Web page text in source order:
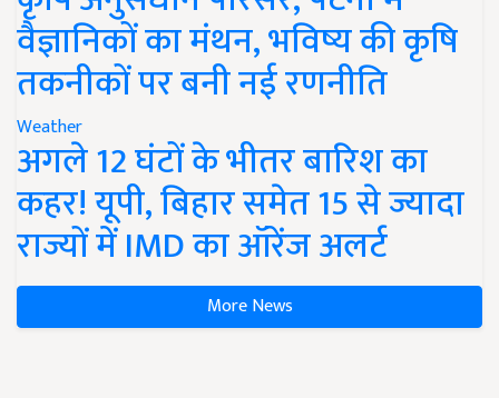
वैज्ञानिकों का मंथन, भविष्य की कृषि
तकनीकों पर बनी नई रणनीति
Weather
अगले 12 घंटों के भीतर बारिश का
कहर! यूपी, बिहार समेत 15 से ज्यादा
राज्यों में IMD का ऑरेंज अलर्ट
More News